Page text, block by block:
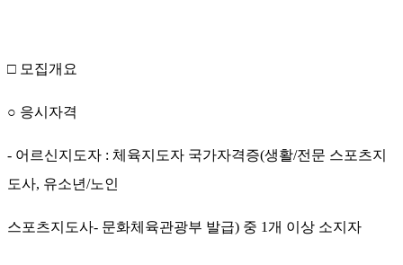
□ 모집개요
○ 응시자격
- 어르신지도자 : 체육지도자 국가자격증(생활/전문 스포츠지
도사, 유소년/노인
스포츠지도사- 문화체육관광부 발급) 중 1개 이상 소지자